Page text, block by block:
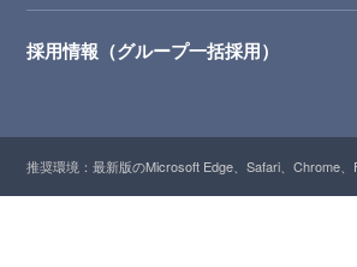
採用情報（グループ一括採用）
推奨環境：最新版のMicrosoft Edge、Safari、Chrome